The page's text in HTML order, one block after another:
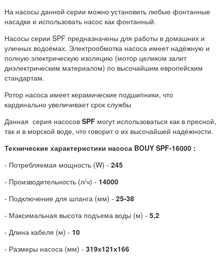
На насосы данной серии можно установить любые фонтанные
насадки и использовать насос как фонтанный.
Насосы серии SPF предназначены для работы в домашних и
уличных водоёмах. Электрообмотка насоса имеет надёжную и
полную электрическую изоляцию (мотор целиком залит
диэлектрическим материалом) по высочайшим европейским
стандартам.
Ротор насоса имеет керамические подшипники, что
кардинально увеличивает срок службы
Данная серия насосов SPF могут использоваться как в пресной,
так и в морской воде, что говорит о их высочайшей надёжности.
Технические характеристики насоса BOUY SPF-16000 :
- Потребляемая мощность (W) - 245
- Производительность (л/ч) - 14000
- Подключение для шланга (мм) - 25-38
- Максимальная высота подъема воды (м) - 5,2
- Длина кабеля (м) - 10
- Размеры насоса (мм) - 319х121х166